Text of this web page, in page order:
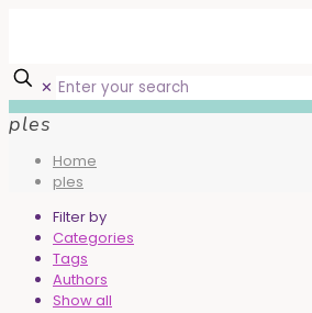
✕
ples
Home
ples
Filter by
Categories
Tags
Authors
Show all